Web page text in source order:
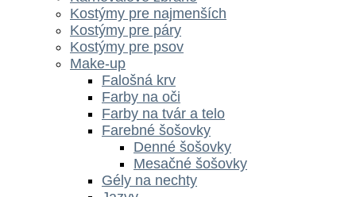
Kostýmy pre najmenších
Kostýmy pre páry
Kostýmy pre psov
Make-up
Falošná krv
Farby na oči
Farby na tvár a telo
Farebné šošovky
Denné šošovky
Mesačné šošovky
Gély na nechty